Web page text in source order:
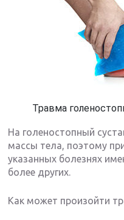
Травма
На голеностопный
массы тела, поэтому
указанных болезнях
более других.
Как может произойти